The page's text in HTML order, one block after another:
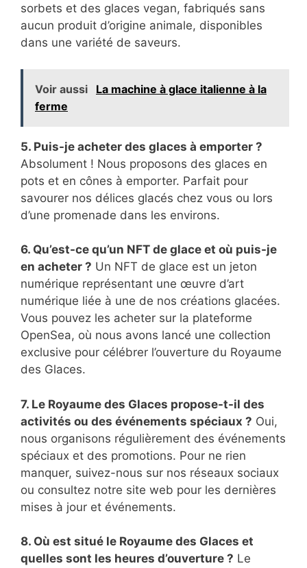
sorbets et des glaces vegan, fabriqués sans
aucun produit d’origine animale, disponibles
dans une variété de saveurs.
Voir aussi
La machine à glace italienne à la
ferme
5. Puis-je acheter des glaces à emporter ?
Absolument ! Nous proposons des glaces en
pots et en cônes à emporter. Parfait pour
savourer nos délices glacés chez vous ou lors
d’une promenade dans les environs.
6. Qu’est-ce qu’un NFT de glace et où puis-je
en acheter ? Un NFT de glace est un jeton
numérique représentant une œuvre d’art
numérique liée à une de nos créations glacées.
Vous pouvez les acheter sur la plateforme
OpenSea, où nous avons lancé une collection
exclusive pour célébrer l’ouverture du Royaume
des Glaces.
7. Le Royaume des Glaces propose-t-il des
activités ou des événements spéciaux ? Oui,
nous organisons régulièrement des événements
spéciaux et des promotions. Pour ne rien
manquer, suivez-nous sur nos réseaux sociaux
ou consultez notre site web pour les dernières
mises à jour et événements.
8. Où est situé le Royaume des Glaces et
quelles sont les heures d’ouverture ? Le